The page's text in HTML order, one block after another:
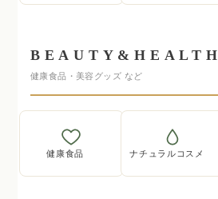
BEAUTY&HEALTH
健康食品・美容グッズ など
健康食品 ナチュラルコスメ